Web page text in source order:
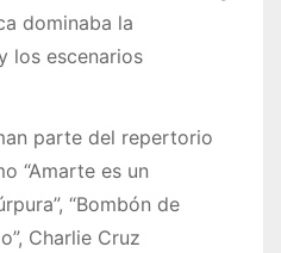
dominaba la
los escenarios
parte del repertorio
“Amarte es un
“Bombón de
Charlie Cruz